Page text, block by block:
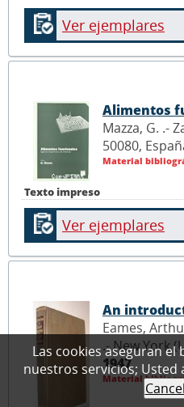
Ver ejemplares
Texto impreso
Alimentos
Mazza, G. .-
50080,
Material
Ver ejemplares
An
Eames,
.- New York
1947.
Material
Las cookies aseguran
nuestros servicios; Usted